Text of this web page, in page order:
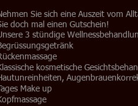
Sie sich eine Auszeit vom
doch mal einen Gutschein!
3 stündige
kosmetische
Tages Make up